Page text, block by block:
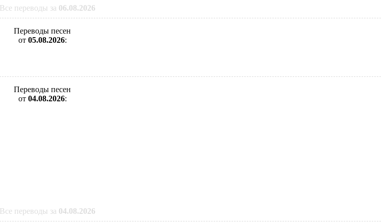
Все переводы за 06.08.2026
Переводы песен
от 05.08.2026:
Переводы песен
от 04.08.2026:
Все переводы за 04.08.2026